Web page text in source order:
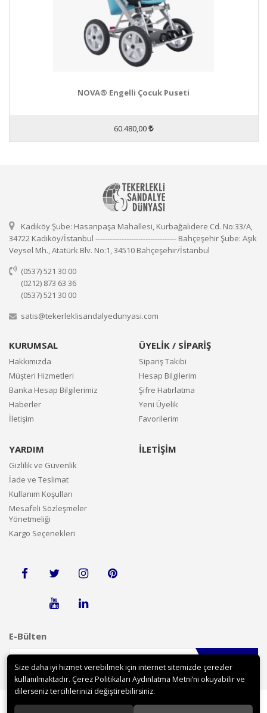
NOVA® Engelli Çocuk Puseti
60.480,00
Kadıköy Şube: Hasanpaşa Mahallesi, Kurbağalıdere Cd. No:33/A,
34722 Kadıköy/İstanbul ---------------------------------- Bahçeşehir Şube: Aşık
Veysel Mh., Atatürk Blv. No:1, 34510 Bahçeşehir/İstanbul
(0537) 521 30 00
(0212) 873 63 36
(0537) 521 30 00
satis@tekerleklisandalyedunyasi.com
KURUMSAL
Hakkımızda
Müşteri Hizmetleri
Banka Hesap Bilgilerimiz
Haberler
İletişim
ÜYELİK / SİPARİŞ
Sipariş Takibi
Hesap Bilgilerim
Şifre Hatırlatma
Yeni Üyelik
Favorilerim
YARDIM
Gizlilik ve Güvenlik
İade ve Teslimat
Kullanım Koşulları
Mesafeli Sözleşmeler
Yönetmeliği
Kargo Seçenekleri
İLETİŞİM
E-Bülten
Size daha iyi hizmet verebilmek için internet sitemizde çerezler
kullanılmaktadır. Çerez Politikaları Aydınlatma Metni’ni okuyabilir ve
dilerseniz tercihlerinizi değiştirebilirsiniz.